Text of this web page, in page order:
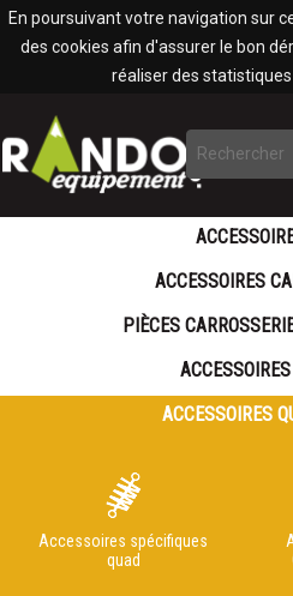
En poursuivant votre navigation sur
des cookies afin d'assurer le bon
réaliser des statistiques
ACCESSOIRES
PIÈCES
ACCESSOIRES
Accessoires spécifiques
quad
Panneau de gestion des cookies